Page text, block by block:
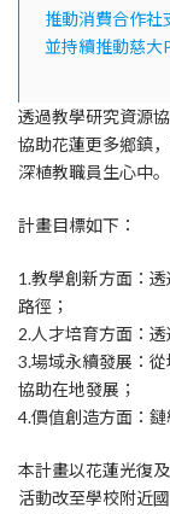
推動消費合作社
並持續推動慈大
透過教學研究資源
協助花蓮更多鄉鎮
深植教職員生心中。
計畫目標如下：
1.教學創新方面：
路徑；
2.人才培育方面：
3.場域永續發展：
協助在地發展；
4.價值創造方面：
本計畫以花蓮光復
活動改至學校附近